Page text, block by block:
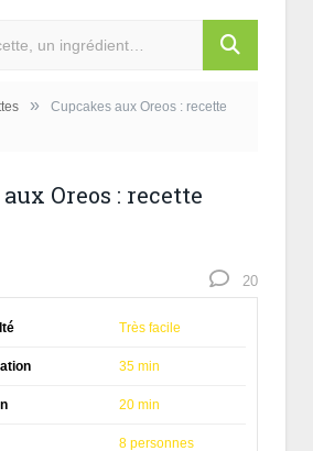
»
Cupcakes aux Oreos : recette
Oreos : recette
20
Très facile
35 min
20 min
8 personnes